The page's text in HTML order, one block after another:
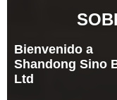
Bienvenido a
Shandong Sino
Ltd